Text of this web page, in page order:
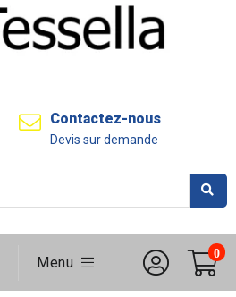
Contactez-nous
Devis sur demande
Menu
0